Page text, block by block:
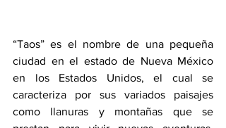
“Taos” es el nombre de una pequeña
ciudad en el estado de Nueva México
en los Estados Unidos, el cual se
caracteriza por sus variados paisajes
como llanuras y montañas que se